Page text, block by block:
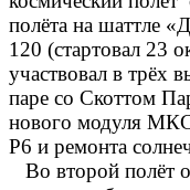
полёта на шаттле
120 (стартовал 23
участвовал в трёх
паре со Скоттом
нового модуля
P6 и ремонта
Во второй полёт